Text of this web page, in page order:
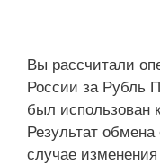
Вы рассчитали
России за Рубль
был использован
Результат
случае изменения